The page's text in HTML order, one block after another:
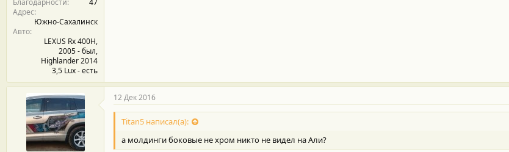
Адрес
Южно-Сахалинск
Авто
LEXUS Rx 400H,
2005 - был,
Highlander 2014
3,5 Lux - есть
12 Дек 2016
Titan5 написал(а):
а молдинги боковые не хром никто не видел на Али?